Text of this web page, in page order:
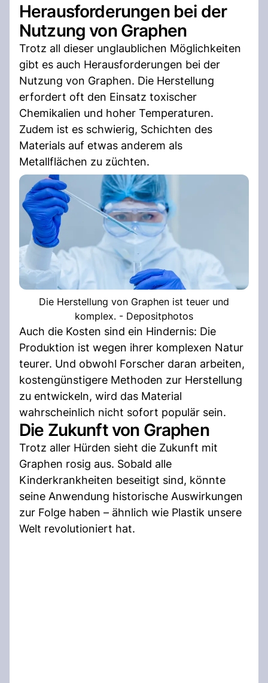
Herausforderungen bei der
Nutzung von Graphen
Trotz all dieser unglaublichen Möglichkeiten
gibt es auch Herausforderungen bei der
Nutzung von Graphen. Die Herstellung
erfordert oft den Einsatz toxischer
Chemikalien und hoher Temperaturen.
Zudem ist es schwierig, Schichten des
Materials auf etwas anderem als
Metallflächen zu züchten.
Die Herstellung von Graphen ist teuer und
komplex. - Depositphotos
Auch die Kosten sind ein Hindernis: Die
Produktion ist wegen ihrer komplexen Natur
teurer. Und obwohl Forscher daran arbeiten,
kostengünstigere Methoden zur Herstellung
zu entwickeln, wird das Material
wahrscheinlich nicht sofort populär sein.
Die Zukunft von Graphen
Trotz aller Hürden sieht die Zukunft mit
Graphen rosig aus. Sobald alle
Kinderkrankheiten beseitigt sind, könnte
seine Anwendung historische Auswirkungen
zur Folge haben – ähnlich wie Plastik unsere
Welt revolutioniert hat.